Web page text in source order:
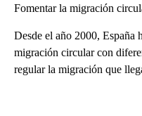
Fomentar la migración
Desde el año 2000, España
migración circular con
regular la migración que